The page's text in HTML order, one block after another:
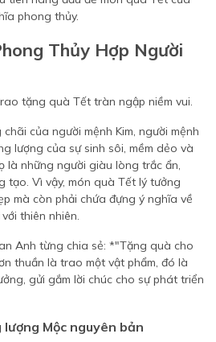
phong thủy.
Thủy Hợp Người
của người mệnh Kim, người mệnh
lượng của sự sinh sôi, mềm dẻo và
là những người giàu lòng trắc ẩn,
tạo. Vì vậy, món quà Tết lý tưởng
mà còn phải chứa đựng ý nghĩa về
thiên nhiên.
Anh từng chia sẻ: *"Tặng quà cho
thuần là trao một vật phẩm, đó là
gửi gắm lời chúc cho sự phát triển
Mộc nguyên bản